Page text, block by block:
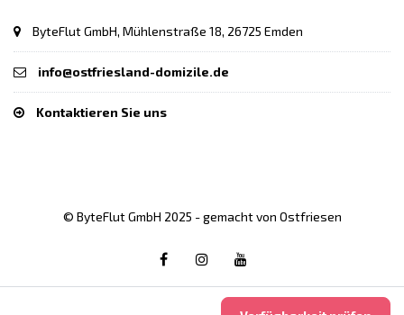
ByteFlut GmbH, Mühlenstraße 18, 26725 Emden
info@ostfriesland-domizile.de
Kontaktieren Sie uns
© ByteFlut GmbH 2025 - gemacht von Ostfriesen